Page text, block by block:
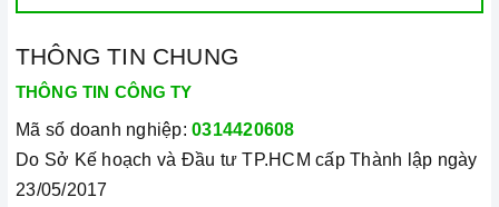
Đặtbếptrên bề mặt phẳng, ổn định.
Đặt dụng cụ nấu đúng trọng tâm của vùng nấu trước khi bật
cảm ứng để tránh các mã lỗibếp từ
năng.
Bậtbếpbằng cách chạm vào nút bật/ tắt trên bảng điều
THÔNG TIN CHUNG
THÔNG TIN CÔNG TY
Mã số doanh nghiệp: 0314420608
Do Sở Kế hoạch và Đầu tư TP.HCM cấp Thành lập ngày
23/05/2017